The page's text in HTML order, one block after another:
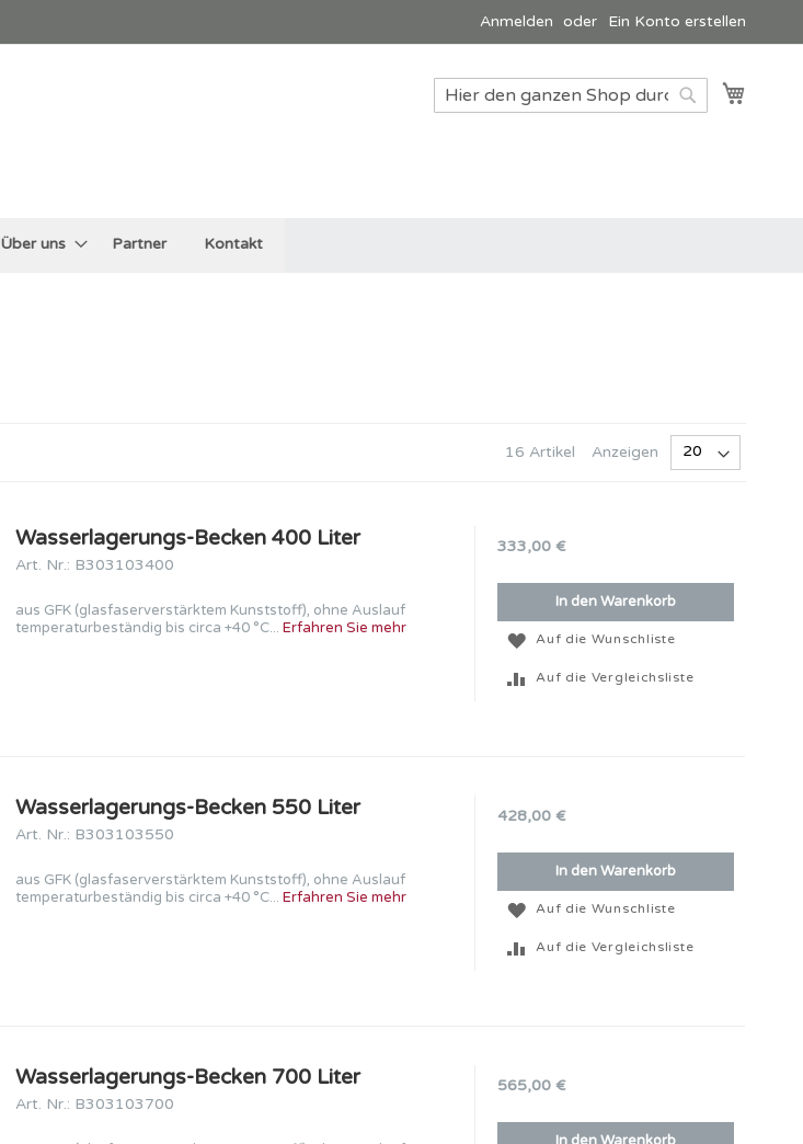
Anmelden Ein Konto erstellen
Suche
Über uns Partner Kontakt
Anzeigen
16 Artikel
Wasserlagerungs-Becken 400 Liter
Art. Nr.: B303103400
aus GFK (glasfaserverstärktem Kunststoff), ohne Auslauf
temperaturbeständig bis circa +40 °C...Erfahren Sie mehr
333,00 €
In den Warenkorb
Auf die Wunschliste
Auf die Vergleichsliste
Wasserlagerungs-Becken 550 Liter
Art. Nr.: B303103550
aus GFK (glasfaserverstärktem Kunststoff), ohne Auslauf
temperaturbeständig bis circa +40 °C...Erfahren Sie mehr
428,00 €
In den Warenkorb
Auf die Wunschliste
Auf die Vergleichsliste
Wasserlagerungs-Becken 700 Liter
Art. Nr.: B303103700
565,00 €